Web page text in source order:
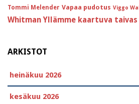
Tommi Melender Vapaa pudotus Viggo
Whitman Yllämme kaartuva taivas
ARKISTOT
heinäkuu 2026
kesäkuu 2026